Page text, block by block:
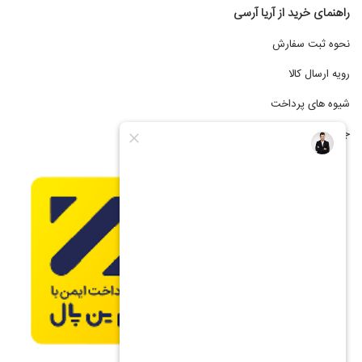
راهنمای خرید از آریا آرسی
نحوه ثبت سفارش
رویه ارسال کالا
شیوه های پرداخت
جشنواره فروش اقساطی